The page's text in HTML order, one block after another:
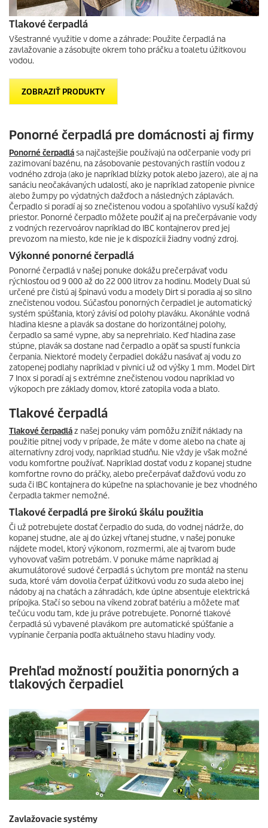
Tlakové čerpadlá
Všestranné využitie v dome a záhrade: Použite čerpadlá na
zavlažovanie a zásobujte okrem toho práčku a toaletu úžitkovou
vodou.
ZOBRAZIŤ PRODUKTY
Ponorné čerpadlá pre domácnosti aj firmy
Ponorné čerpadlása najčastejšie používajú na odčerpanie vody pri
zazimovaní bazénu, na zásobovanie pestovaných rastlín vodou z
vodného zdroja (ako je napríklad blízky potok alebo jazero), ale aj na
sanáciu neočakávaných udalostí, ako je napríklad zatopenie pivnice
alebo žumpy po výdatných dažďoch a následných záplavách.
Čerpadlo si poradí aj so znečistenou vodou a spoľahlivo vysuší každý
priestor. Ponorné čerpadlo môžete použiť aj na prečerpávanie vody
z vodných rezervoárov napríklad do IBC kontajnerov pred jej
prevozom na miesto, kde nie je k dispozícii žiadny vodný zdroj.
Výkonné ponorné čerpadlá
Ponorné čerpadlá v našej ponuke dokážu prečerpávať vodu
rýchlosťou od 9 000 až do 22 000 litrov za hodinu. Modely Dual sú
určené pre čistú aj špinavú vodu a modely Dirt si poradia aj so silno
znečistenou vodou. Súčasťou ponorných čerpadiel je automatický
systém spúšťania, ktorý závisí od polohy plaváku. Akonáhle vodná
hladina klesne a plavák sa dostane do horizontálnej polohy,
čerpadlo sa samé vypne, aby sa neprehrialo. Keď hladina zase
stúpne, plavák sa dostane nad čerpadlo a opäť sa spustí funkcia
čerpania. Niektoré modely čerpadiel dokážu nasávať aj vodu zo
zatopenej podlahy napríklad v pivnici už od výšky 1 mm. Model Dirt
7 Inox si poradí aj s extrémne znečistenou vodou napríklad vo
výkopoch pre základy domov, ktoré zatopila voda a blato.
Tlakové čerpadlá
Tlakové čerpadláz našej ponuky vám pomôžu znížiť náklady na
použitie pitnej vody v prípade, že máte v dome alebo na chate aj
alternatívny zdroj vody, napríklad studňu. Nie vždy je však možné
vodu komfortne používať. Napríklad dostať vodu z kopanej studne
komfortne rovno do práčky, alebo prečerpávať dažďovú vodu zo
suda či IBC kontajnera do kúpeľne na splachovanie je bez vhodného
čerpadla takmer nemožné.
Tlakové čerpadlá pre širokú škálu použitia
Či už potrebujete dostať čerpadlo do suda, do vodnej nádrže, do
kopanej studne, ale aj do úzkej vŕtanej studne, v našej ponuke
nájdete model, ktorý výkonom, rozmermi, ale aj tvarom bude
vyhovovať vašim potrebám. V ponuke máme napríklad aj
akumulátorové sudové čerpadlá s úchytom pre montáž na stenu
suda, ktoré vám dovolia čerpať úžitkovú vodu zo suda alebo inej
nádoby aj na chatách a záhradách, kde úplne absentuje elektrická
prípojka. Stačí so sebou na víkend zobrať batériu a môžete mať
tečúcu vodu tam, kde ju práve potrebujete. Ponorné tlakové
čerpadlá sú vybavené plavákom pre automatické spúšťanie a
vypínanie čerpania podľa aktuálneho stavu hladiny vody.
Prehľad možností použitia ponorných a
tlakových čerpadiel
Zavlažovacie systémy